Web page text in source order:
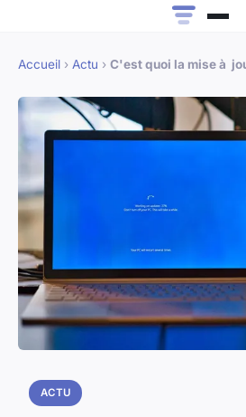
Accueil › Actu › C'est quoi la mise à
ACTU